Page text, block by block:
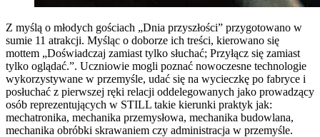
Z myślą o młodych gościach „Dnia przyszłości” przygotowano w
sumie 11 atrakcji. Myśląc o doborze ich treści, kierowano się
mottem „Doświadczaj zamiast tylko słuchać; Przyłącz się zamiast
tylko oglądać.”. Uczniowie mogli poznać nowoczesne technologie
wykorzystywane w przemyśle, udać się na wycieczkę po fabryce i
posłuchać z pierwszej ręki relacji oddelegowanych jako prowadzący
osób reprezentujących w STILL takie kierunki praktyk jak:
mechatronika, mechanika przemysłowa, mechanika budowlana,
mechanika obróbki skrawaniem czy administracja w przemyśle.